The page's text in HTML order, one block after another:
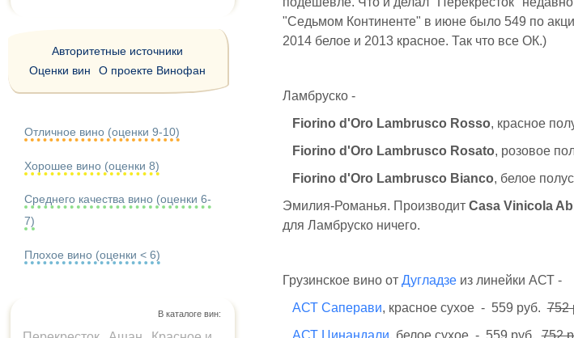
"Седьмом Континенте" в июне было 549 по
2014 белое и 2013 красное. Так что все ОК.)
Ламбруско -
Fiorino d'Oro Lambrusco Rosso, красное
Fiorino d'Oro Lambrusco Rosato, розовое
Fiorino d'Oro Lambrusco Bianco, белое
Эмилия-Романья. Производит Casa Vinicola
для Ламбруско ничего.
Грузинское вино от Дугладзеиз линейки АСТ -
АСТ Саперави, красное сухое - 559 руб.752
АСТ Цинандали, белое сухое - 559 руб.752
Авторитетные источники
Оценки вин
О проекте Винофан
Отличное вино (оценки 9-10)
Хорошее вино (оценки 8)
Среднего качества вино (оценки 6-
7)
Плохое вино (оценки < 6)
В каталоге вин: